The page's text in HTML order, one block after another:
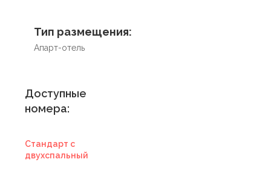
Тип размещения:
Апарт-отель
Доступные
номера:
Стандарт с
двухспальный